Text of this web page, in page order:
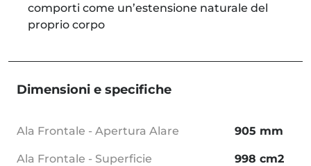
comporti come un’estensione naturale del
proprio corpo
Dimensioni e specifiche
Ala Frontale - Apertura Alare 905 mm
Ala Frontale - Superficie 998 cm2